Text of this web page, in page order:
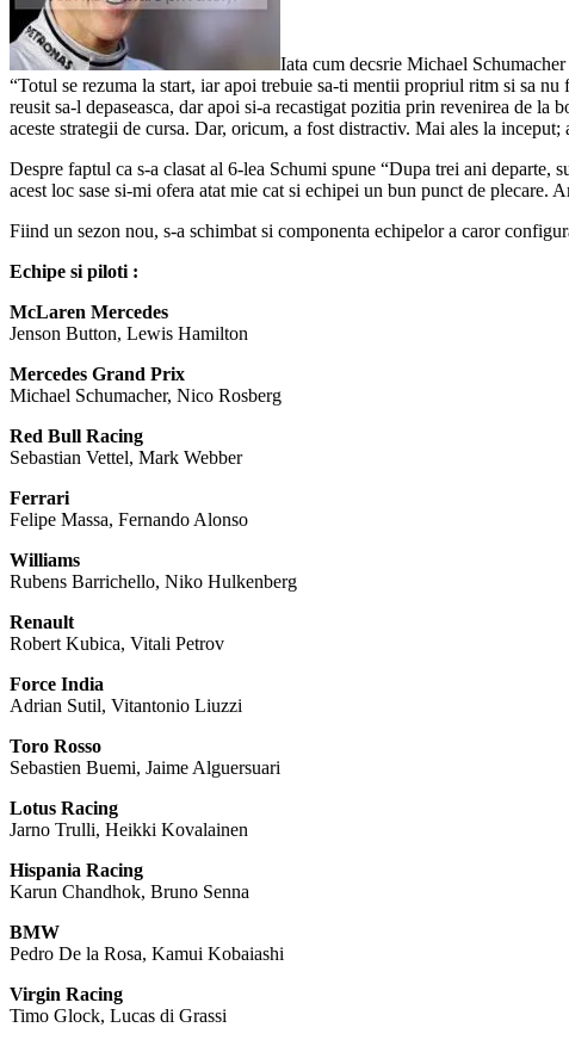
Iata cum decsrie Michael
“Totul se rezuma la start, iar apoi trebuie sa-ti mentii propriul ritm si sa
reusit sa-l depaseasca, dar apoi si-a recastigat pozitia prin revenirea de la
aceste strategii de cursa. Dar, oricum, a fost distractiv. Mai ales la
Despre faptul ca s-a clasat al 6-lea Schumi spune “Dupa trei ani
acest loc sase si-mi ofera atat mie cat si echipei un bun punct de plecare.
Fiind un sezon nou, s-a schimbat si componenta echipelor a caror
Echipe si piloti :
McLaren Mercedes
Jenson Button, Lewis Hamilton
Mercedes Grand Prix
Michael Schumacher, Nico Rosberg
Red Bull Racing
Sebastian Vettel, Mark Webber
Ferrari
Felipe Massa, Fernando Alonso
Williams
Rubens Barrichello, Niko Hulkenberg
Renault
Robert Kubica, Vitali Petrov
Force India
Adrian Sutil, Vitantonio Liuzzi
Toro Rosso
Sebastien Buemi, Jaime Alguersuari
Lotus Racing
Jarno Trulli, Heikki Kovalainen
Hispania Racing
Karun Chandhok, Bruno Senna
BMW
Pedro De la Rosa, Kamui Kobaiashi
Virgin Racing
Timo Glock, Lucas di Grassi